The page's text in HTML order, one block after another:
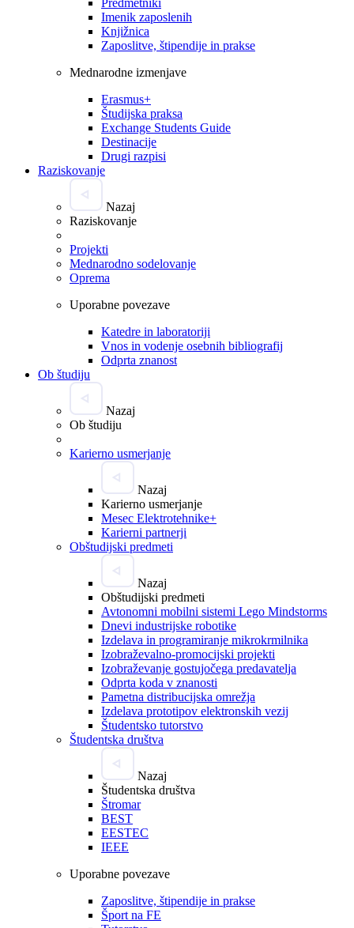
Imenik zaposlenih
Knjižnica
Zaposlitve, štipendije in prakse
Mednarodne izmenjave
Erasmus+
Študijska praksa
Exchange Students Guide
Destinacije
Drugi razpisi
Raziskovanje
Nazaj
Raziskovanje
Projekti
Mednarodno sodelovanje
Oprema
Uporabne povezave
Katedre in laboratoriji
Vnos in vodenje osebnih bibliografij
Odprta znanost
Ob študiju
Nazaj
Ob študiju
Karierno usmerjanje
Nazaj
Karierno usmerjanje
Mesec Elektrotehnike+
Karierni partnerji
Obštudijski predmeti
Nazaj
Obštudijski predmeti
Avtonomni mobilni sistemi Lego Mindstorms
Dnevi industrijske robotike
Izdelava in programiranje mikrokrmilnika
Izobraževalno-promocijski projekti
Izobraževanje gostujočega predavatelja
Odprta koda v znanosti
Pametna distribucijska omrežja
Izdelava prototipov elektronskih vezij
Študentsko tutorstvo
Študentska društva
Nazaj
Študentska društva
Štromar
BEST
EESTEC
IEEE
Uporabne povezave
Zaposlitve, štipendije in prakse
Šport na FE